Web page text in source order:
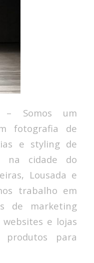
– Somos um
fotografia de
e styling de
na cidade do
Lousada e
trabalho em
de marketing
e lojas
para